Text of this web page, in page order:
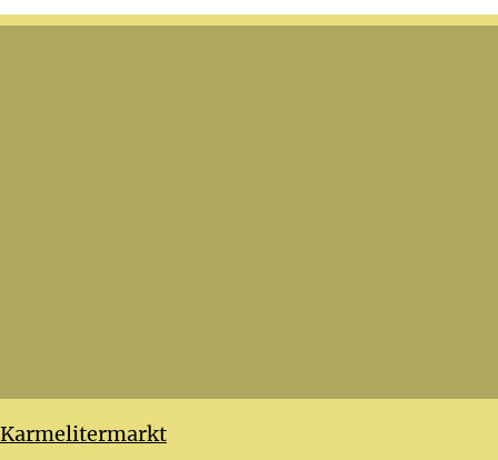
Karmelitermarkt